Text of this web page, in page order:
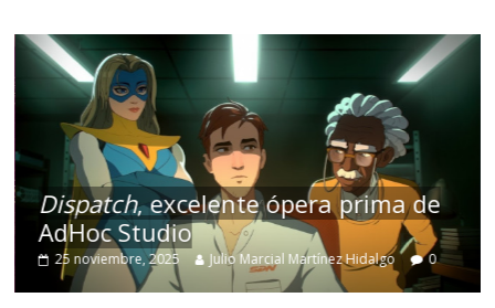
Dispatch, excelente ópera prima de
AdHoc Studio
25 noviembre, 2025 Julio Marcial Martínez Hidalgo 0